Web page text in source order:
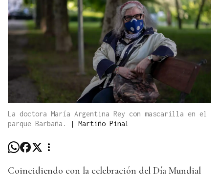
La doctora María Argentina Rey con mascarilla en el
parque Barbaña.
| Martiño Pinal
Coincidiendo con la celebración del Día Mundial